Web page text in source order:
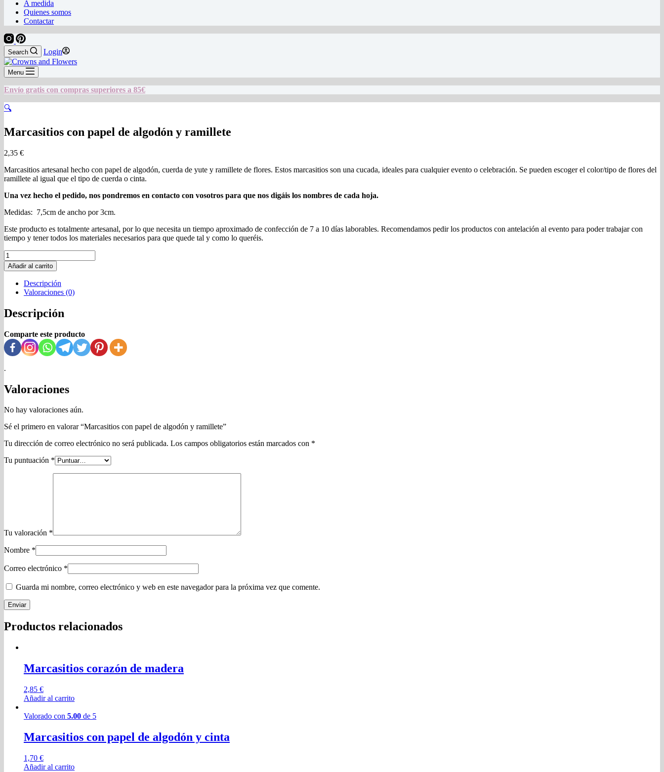
A medida
Quienes somos
Contactar
Search Login
Menu
Envío gratis con compras superiores a 85€
🔍
Marcasitios con papel de algodón y ramillete
2,35 €
Marcasitios artesanal hecho con papel de algodón, cuerda de yute y ramillete de flores. Estos marcasitios son una cucada, ideales para cualquier evento o celebración. Se pueden escoger el color/tipo de flores del
ramillete al igual que el tipo de cuerda o cinta.
Una vez hecho el pedido, nos pondremos en contacto con vosotros para que nos digáis los nombres de cada hoja.
Medidas: 7,5cm de ancho por 3cm.
Este producto es totalmente artesanal, por lo que necesita un tiempo aproximado de confección de 7 a 10 días laborables. Recomendamos pedir los productos con antelación al evento para poder trabajar con
tiempo y tener todos los materiales necesarios para que quede tal y como lo queréis.
Añadir al carrito
Descripción
Valoraciones (0)
Descripción
Comparte este producto
.
Valoraciones
No hay valoraciones aún.
Sé el primero en valorar “Marcasitios con papel de algodón y ramillete”
Tu dirección de correo electrónico no será publicada. Los campos obligatorios están marcados con *
Tu puntuación *
Tu valoración *
Nombre *
Correo electrónico *
Guarda mi nombre, correo electrónico y web en este navegador para la próxima vez que comente.
Enviar
Productos relacionados
Marcasitios corazón de madera
2,85 €
Añadir al carrito
Valorado con 5.00 de 5
Marcasitios con papel de algodón y cinta
1,70 €
Añadir al carrito